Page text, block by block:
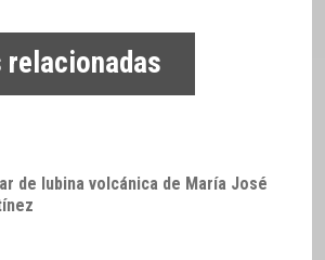
de lubina volcánica de María José